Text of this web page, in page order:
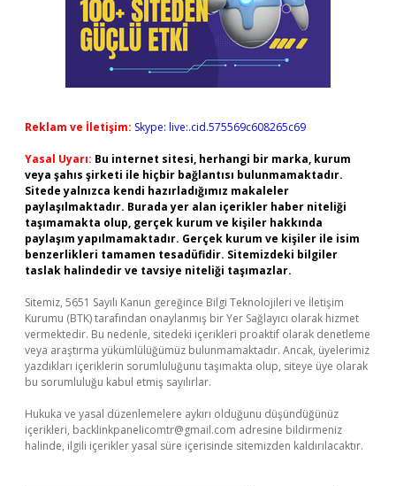
Reklam ve İletişim: Skype: live:.cid.575569c608265c69
Yasal Uyarı: Bu internet sitesi, herhangi bir marka, kurum
veya şahıs şirketi ile hiçbir bağlantısı bulunmamaktadır.
Sitede yalnızca kendi hazırladığımız makaleler
paylaşılmaktadır. Burada yer alan içerikler haber niteliği
taşımamakta olup, gerçek kurum ve kişiler hakkında
paylaşım yapılmamaktadır. Gerçek kurum ve kişiler ile isim
benzerlikleri tamamen tesadüfidir. Sitemizdeki bilgiler
taslak halindedir ve tavsiye niteliği taşımazlar.
Sitemiz, 5651 Sayılı Kanun gereğince Bilgi Teknolojileri ve İletişim
Kurumu (BTK) tarafından onaylanmış bir Yer Sağlayıcı olarak hizmet
vermektedir. Bu nedenle, sitedeki içerikleri proaktif olarak denetleme
veya araştırma yükümlülüğümüz bulunmamaktadır. Ancak, üyelerimiz
yazdıkları içeriklerin sorumluluğunu taşımakta olup, siteye üye olarak
bu sorumluluğu kabul etmiş sayılırlar.
Hukuka ve yasal düzenlemelere aykırı olduğunu düşündüğünüz
içerikleri, backlinkpanelicomtr@gmail.com adresine bildirmeniz
halinde, ilgili içerikler yasal süre içerisinde sitemizden kaldırılacaktır.